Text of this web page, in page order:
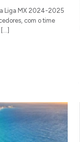
Liga MX 2024-2025
com o time